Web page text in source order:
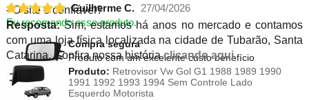
- O site é confiável?
Resposta:Sim, estamos há anos no mercado e contamos
com uma loja física localizada na cidade de Tubarão, Santa
Catarina. Confira nossa históriaclicando aqui.
Guilherme C.
27/04/2026
Eu recomendo esse produto.
Compra segura
Produto com um excelente custo benefício
Produto: Retrovisor Vw Gol G1 1988 1989 1990
1991 1992 1993 1994 Sem Controle Lado
Esquerdo Motorista